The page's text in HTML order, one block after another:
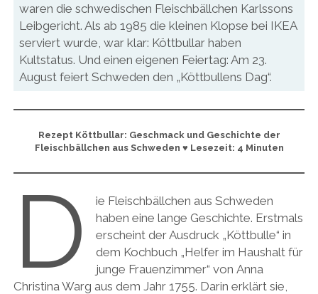
waren die schwedischen Fleischbällchen Karlssons
Leibgericht. Als ab 1985 die kleinen Klopse bei IKEA
serviert wurde, war klar: Köttbullar haben
Kultstatus. Und einen eigenen Feiertag: Am 23.
August feiert Schweden den „Köttbullens Dag“.
Rezept Köttbullar: Geschmack und Geschichte der
Fleischbällchen aus Schweden ♥ Lesezeit: 4 Minuten
D
ie Fleischbällchen aus Schweden
haben eine lange Geschichte. Erstmals
erscheint der Ausdruck „Köttbulle“ in
dem Kochbuch „Helfer im Haushalt für
junge Frauenzimmer“ von Anna
Christina Warg aus dem Jahr 1755. Darin erklärt sie,